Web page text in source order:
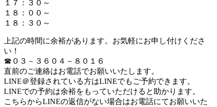
１７：３０～
１８：００～
１８：３０～
上記の時間に余裕があります。お気軽にお申し付けくださ
い！
☎０３－３６０４－８０１６
直前のご連絡はお電話でお願いいたします。
LINE＠登録されている方はLINEでもご予約できます。
LINEでの予約は余裕をもっていただけると助かります。
こちらからLINEの返信がない場合はお電話にてお願いいた